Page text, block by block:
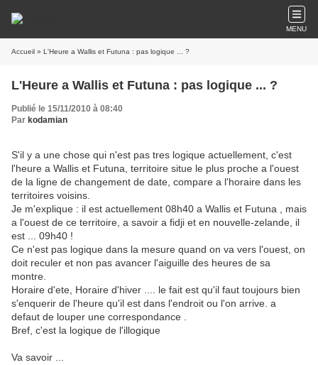
MENU
Accueil » L'Heure a Wallis et Futuna : pas logique ... ?
L'Heure a Wallis et Futuna : pas logique ... ?
Publié le 15/11/2010 à 08:40
Par kodamian
S'il y a une chose qui n'est pas tres logique actuellement, c'est
l'heure a Wallis et Futuna, territoire situe le plus proche a l'ouest
de la ligne de changement de date, compare a l'horaire dans les
territoires voisins.
Je m'explique : il est actuellement 08h40 a Wallis et Futuna , mais
a l'ouest de ce territoire, a savoir a fidji et en nouvelle-zelande, il
est ... 09h40 !
Ce n'est pas logique dans la mesure quand on va vers l'ouest, on
doit reculer et non pas avancer l'aiguille des heures de sa
montre.
Horaire d'ete, Horaire d'hiver .... le fait est qu'il faut toujours bien
s'enquerir de l'heure qu'il est dans l'endroit ou l'on arrive. a
defaut de louper une correspondance .
Bref, c'est la logique de l'illogique
Va savoir ...